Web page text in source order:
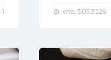
1 wto., 3.03.2026
Darmowe fonty z polskimi znakami —